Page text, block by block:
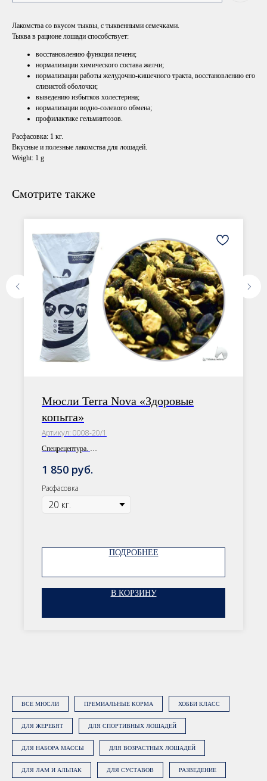
Лакомства со вкусом тыквы, с тыквенными семечками.
Тыква в рационе лошади способствует:
восстановлению функции печени;
нормализации химического состава желчи;
нормализации работы желудочно-кишечного тракта, восстановлению его
слизистой оболочки;
выведению избытков холестерина;
нормализации водно-солевого обмена;
профилактике гельминтозов.
Расфасовка: 1 кг.
Вкусные и полезные лакомства для лошадей.
Weight: 1 g
Смотрите также
Мюсли Terra Nova «Здоровые
копыта»
Артикул: 0008-20/1
Спецрецептура.
1 850 руб.
Расфасовка
ПОДРОБНЕЕ
В КОРЗИНУ
ВСЕ МЮСЛИ ПРЕМИАЛЬНЫЕ КОРМА ХОББИ КЛАСС
ДЛЯ ЖЕРЕБЯТ ДЛЯ СПОРТИВНЫХ ЛОШАДЕЙ
ДЛЯ НАБОРА МАССЫ ДЛЯ ВОЗРАСТНЫХ ЛОШАДЕЙ
ДЛЯ ЛАМ И АЛЬПАК ДЛЯ СУСТАВОВ РАЗВЕДЕНИЕ
сбалансированный рацион, подходящий
ОСТАВЬТЕ ЗАЯВКУ
консультацию», вы даетесогласие на
обработку персональных данных.
Подробнее об обработке данных в
Политике.
ЗАКАЗАТЬ КОНСУЛЬТАЦИЮ